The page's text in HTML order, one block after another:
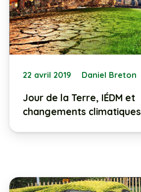
22 avril 2019 Daniel Breton
Jour de la Terre, IÉDM et
changements climatiques